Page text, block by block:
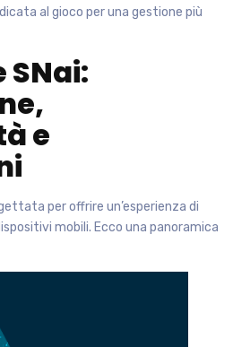
al gioco per una gestione più
SNai:
e
per offrire un’esperienza di
mobili. Ecco una panoramica